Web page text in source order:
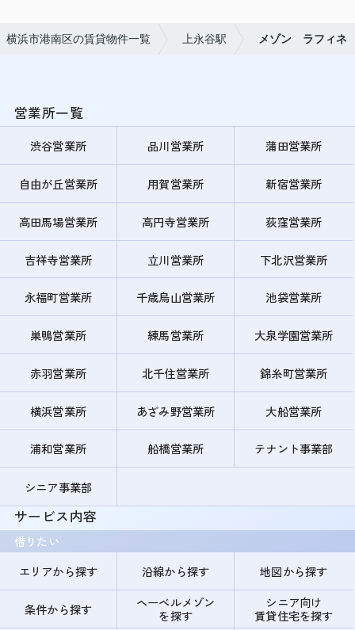
横浜市港南区の賃貸物件一覧 上永谷駅 メゾン ラフィネ
営業所一覧
渋谷営業所 品川営業所 蒲田営業所
自由が丘営業所 用賀営業所 新宿営業所
高田馬場営業所 高円寺営業所 荻窪営業所
吉祥寺営業所 立川営業所 下北沢営業所
永福町営業所 千歳烏山営業所 池袋営業所
巣鴨営業所 練馬営業所 大泉学園営業所
赤羽営業所 北千住営業所 錦糸町営業所
横浜営業所 あざみ野営業所 大船営業所
浦和営業所 船橋営業所 テナント事業部
シニア事業部
サービス内容
借りたい
エリアから探す
沿線から探す 地図から探す
条件から探す
ヘーベルメゾン
を探す
シニア向け
賃貸住宅を探す